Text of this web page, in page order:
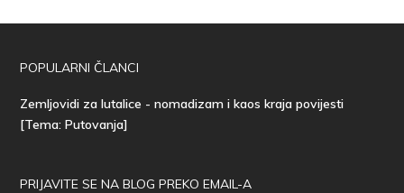
POPULARNI ČLANCI
Zemljovidi za lutalice - nomadizam i kaos kraja povijesti
[Tema: Putovanja]
PRIJAVITE SE NA BLOG PREKO EMAIL-A